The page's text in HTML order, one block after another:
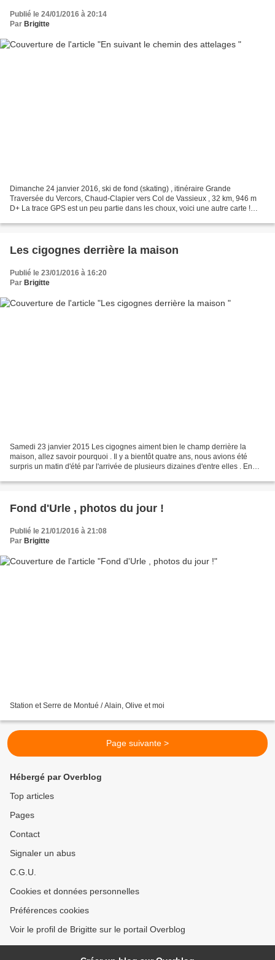
Publié le 24/01/2016 à 20:14
Par Brigitte
Dimanche 24 janvier 2016, ski de fond (skating) , itinéraire Grande
Traversée du Vercors, Chaud-Clapier vers Col de Vassieux , 32 km, 946 m
D+ La trace GPS est un peu partie dans les choux, voici une autre carte !
Les cigognes derrière la maison
Publié le 23/01/2016 à 16:20
Par Brigitte
Samedi 23 janvier 2015 Les cigognes aiment bien le champ derrière la
maison, allez savoir pourquoi . Il y a bientôt quatre ans, nous avions été
surpris un matin d'été par l'arrivée de plusieurs dizaines d'entre elles . En
Fond d'Urle , photos du jour !
Publié le 21/01/2016 à 21:08
Par Brigitte
Station et Serre de Montué / Alain, Olive et moi
Page suivante >
Hébergé par Overblog
Top articles
Pages
Contact
Signaler un abus
C.G.U.
Cookies et données personnelles
Préférences cookies
Voir le profil de Brigitte sur le portail Overblog